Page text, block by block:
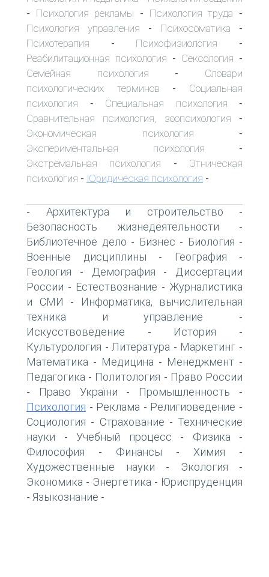
- Психология рекламы - Психология труда -
Психология управления - Психосоматика -
Психотерапия - Психофизиология -
Реабилитационная психология - Сексология -
Семейная психология - Словари
психологических терминов - Социальная
психология - Специальная психология -
Сравнительная психология, зоопсихология -
Экономическая психология -
Экспериментальная психология -
Экстремальная психология - Этническая
психология - Юридическая психология -
- Архитектура и строительство -
Безопасность жизнедеятельности -
Библиотечное дело - Бизнес - Биология -
Военные дисциплины - География -
Геология - Демография -
Диссертации
России - Естествознание - Журналистика
и СМИ -
Информатика, вычислительная
техника и управление -
Искусствоведение - История -
Культурология - Литература - Маркетинг -
Математика - Медицина - Менеджмент -
Педагогика - Политология - Право России
- Право України - Промышленность -
Психология - Реклама - Религиоведение -
Социология - Страхование - Технические
науки - Учебный процесс - Физика -
Философия - Финансы - Химия -
Художественные науки - Экология -
Экономика - Энергетика - Юриспруденция
- Языкознание -